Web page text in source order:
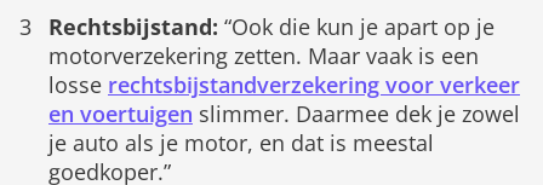
Rechtsbijstand: “Ook die kun je apart op je
motorverzekering zetten. Maar vaak is een
losse rechtsbijstandverzekering voor verkeer
en voertuigen slimmer. Daarmee dek je zowel
je auto als je motor, en dat is meestal
goedkoper.”